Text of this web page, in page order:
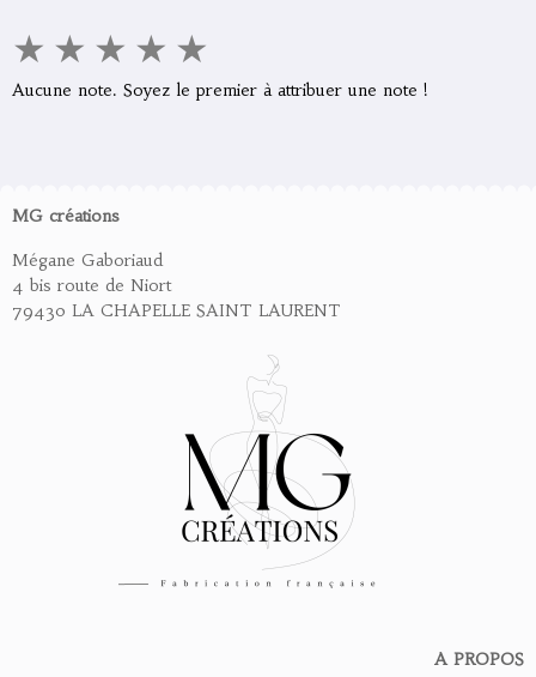
★ ★ ★ ★ ★
Aucune note. Soyez le premier à attribuer une note !
MG créations
Mégane Gaboriaud
4 bis route de Niort
79430 LA CHAPELLE SAINT LAURENT
A PROPOS